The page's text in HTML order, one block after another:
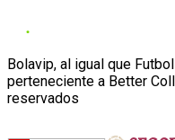
Bolavip, al igual que
perteneciente a Better
reservados